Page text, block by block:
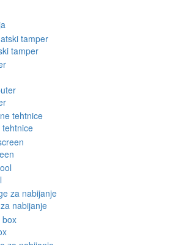
tamper
tehtnice
nabijanje